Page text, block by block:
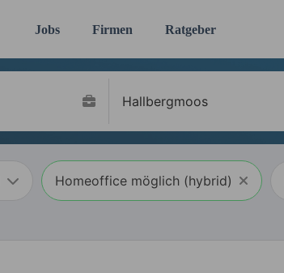
Jobs Firmen Ratgeber
Homeoffice möglich (hybrid)